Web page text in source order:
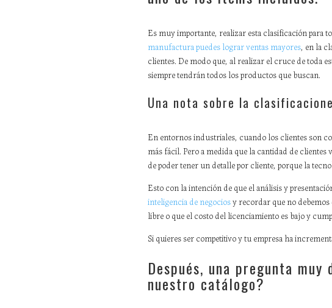
Es muy importante, realizar esta clasificación para
manufactura puedes lograr ventas mayores, en la
clientes. De modo que, al realizar el cruce de toda
siempre tendrán todos los productos que buscan.
Una nota sobre la
En entornos industriales, cuando los clientes son
más fácil. Pero a medida que la cantidad de
de poder tener un detalle por cliente, porque la
Esto con la intención de que el análisis y
inteligencia de negociosy recordar que no debemos
libre o que el costo del licenciamiento es bajo y
Si quieres ser competitivo y tu empresa ha
Después, una pregunta
nuestro catálogo?